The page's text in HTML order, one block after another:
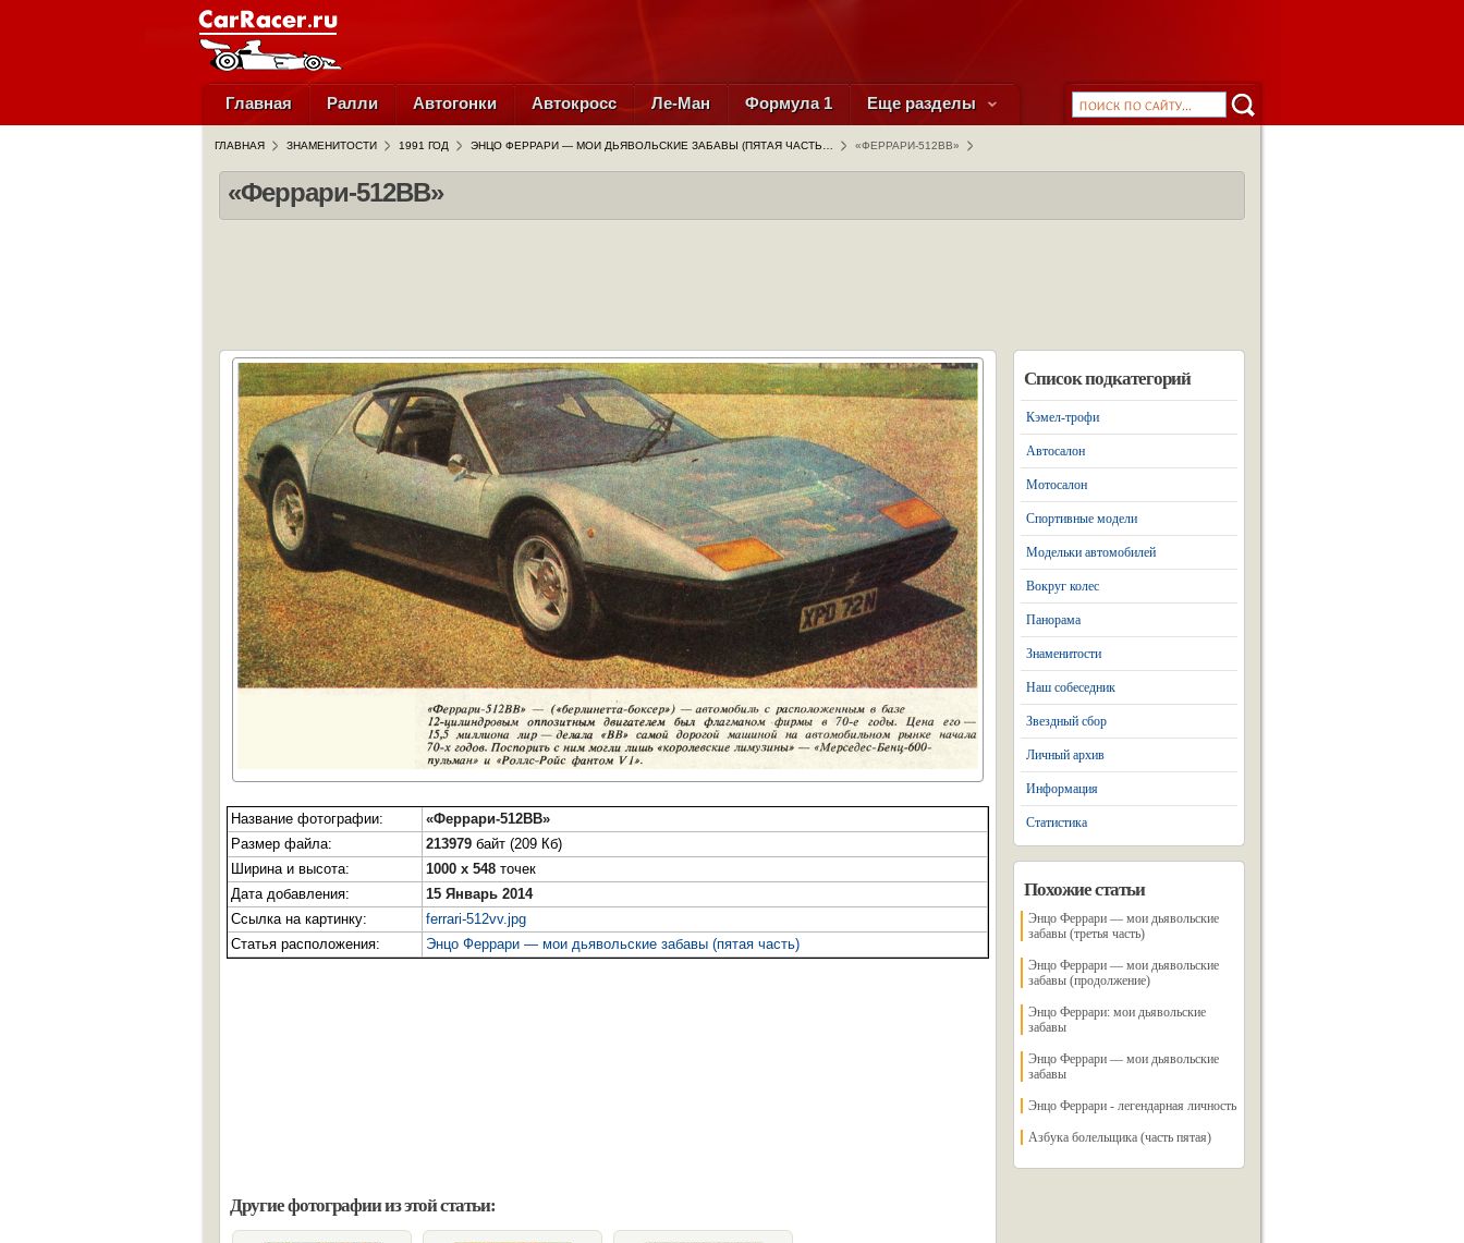
Главная Ралли Автогонки Автокросс Ле-Ман Формула 1 Еще разделы
ГЛАВНАЯ ЗНАМЕНИТОСТИ 1991 ГОД ЭНЦО ФЕРРАРИ — МОИ ДЬЯВОЛЬСКИЕ ЗАБАВЫ (ПЯТАЯ ЧАСТЬ… «ФЕРРАРИ-512ВВ»
«Феррари-512ВВ»
Название фотографии:
«Феррари-512ВВ»
Размер файла:
213979 байт (209 Кб)
Ширина и высота:
1000 x 548 точек
Дата добавления:
15 Январь 2014
Ссылка на картинку:
ferrari-512vv.jpg
Статья расположения:
Энцо Феррари — мои дьявольские забавы (пятая часть)
Другие фотографии из этой статьи:
Список подкатегорий
Кэмел-трофи
Автосалон
Мотосалон
Спортивные модели
Модельки автомобилей
Вокруг колес
Панорама
Знаменитости
Наш собеседник
Звездный сбор
Личный архив
Информация
Статистика
Похожие статьи
Энцо Феррари — мои дьявольские
забавы (третья часть)
Энцо Феррари — мои дьявольские
забавы (продолжение)
Энцо Феррари: мои дьявольские
забавы
Энцо Феррари — мои дьявольские
забавы
Энцо Феррари - легендарная личность
Азбука болельщика (часть пятая)